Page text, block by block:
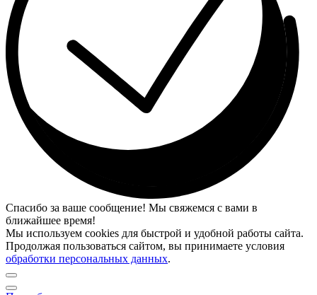
Спасибо за ваше сообщение! Мы свяжемся с вами в
ближайшее время!
Мы используем cookies для быстрой и удобной работы сайта.
Продолжая пользоваться сайтом, вы принимаете условия
обработки персональных данных.